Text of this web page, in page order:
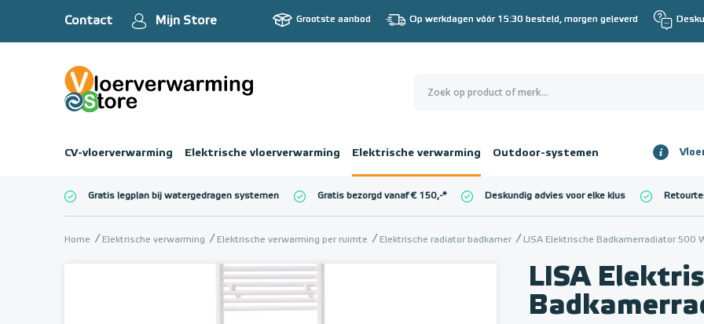
Contact Mijn Store Grootste aanbod Op werkdagen vóór 15:30 besteld, morgen geleverd
CV-vloerverwarming Elektrische vloerverwarming Elektrische verwarming Outdoor-systemen
€ 0,00
Gratis legplan bij watergedragen systemen Gratis bezorgd vanaf € 150,-* Deskundig advies voor elke klus
Home Elektrische verwarming Elektrische verwarming per ruimte Elektrische radiator badkamer LISA Elektrische Badkamerradiator 500
LISA